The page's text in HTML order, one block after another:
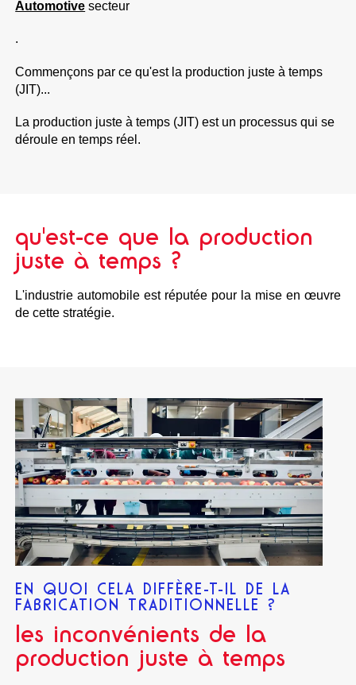
Automotive secteur
.
Commençons par ce qu'est la production juste à temps
(JIT)...
La production juste à temps (JIT) est un processus qui se
déroule en temps réel.
qu'est-ce que la production
juste à temps ?
L'industrie automobile est réputée pour la mise en œuvre
de cette stratégie.
EN QUOI CELA DIFFÈRE-T-IL DE LA
FABRICATION TRADITIONNELLE ?
les inconvénients de la
production juste à temps